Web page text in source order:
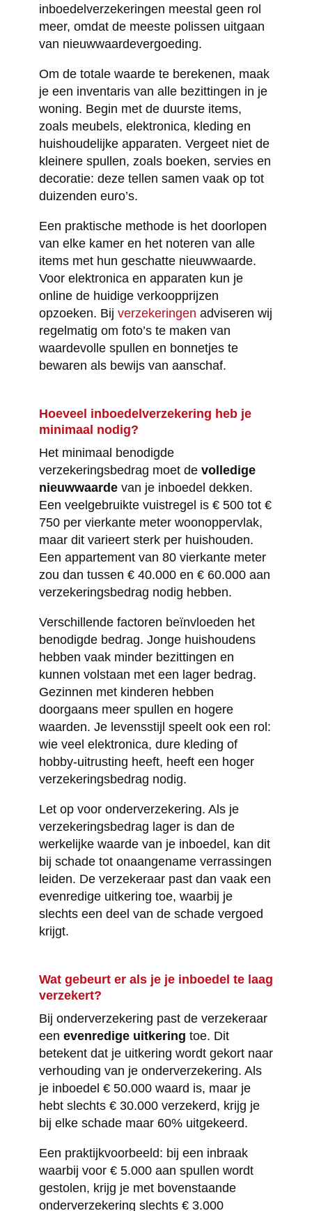
inboedelverzekeringen meestal geen rol
meer, omdat de meeste polissen uitgaan
van nieuwwaardevergoeding.
Om de totale waarde te berekenen, maak
je een inventaris van alle bezittingen in je
woning. Begin met de duurste items,
zoals meubels, elektronica, kleding en
huishoudelijke apparaten. Vergeet niet de
kleinere spullen, zoals boeken, servies en
decoratie: deze tellen samen vaak op tot
duizenden euro’s.
Een praktische methode is het doorlopen
van elke kamer en het noteren van alle
items met hun geschatte nieuwwaarde.
Voor elektronica en apparaten kun je
online de huidige verkoopprijzen
opzoeken. Bij verzekeringen adviseren wij
regelmatig om foto’s te maken van
waardevolle spullen en bonnetjes te
bewaren als bewijs van aanschaf.
Hoeveel inboedelverzekering heb je
minimaal nodig?
Het minimaal benodigde
verzekeringsbedrag moet de volledige
nieuwwaardevan je inboedel dekken.
Een veelgebruikte vuistregel is € 500 tot €
750 per vierkante meter woonoppervlak,
maar dit varieert sterk per huishouden.
Een appartement van 80 vierkante meter
zou dan tussen € 40.000 en € 60.000 aan
verzekeringsbedrag nodig hebben.
Verschillende factoren beïnvloeden het
benodigde bedrag. Jonge huishoudens
hebben vaak minder bezittingen en
kunnen volstaan met een lager bedrag.
Gezinnen met kinderen hebben
doorgaans meer spullen en hogere
waarden. Je levensstijl speelt ook een rol:
wie veel elektronica, dure kleding of
hobby-uitrusting heeft, heeft een hoger
verzekeringsbedrag nodig.
Let op voor onderverzekering. Als je
verzekeringsbedrag lager is dan de
werkelijke waarde van je inboedel, kan dit
bij schade tot onaangename verrassingen
leiden. De verzekeraar past dan vaak een
evenredige uitkering toe, waarbij je
slechts een deel van de schade vergoed
krijgt.
Wat gebeurt er als je je inboedel te laag
verzekert?
Bij onderverzekering past de verzekeraar
een evenredige uitkering toe. Dit
betekent dat je uitkering wordt gekort naar
verhouding van je onderverzekering. Als
je inboedel € 50.000 waard is, maar je
hebt slechts € 30.000 verzekerd, krijg je
bij elke schade maar 60% uitgekeerd.
Een praktijkvoorbeeld: bij een inbraak
waarbij voor € 5.000 aan spullen wordt
gestolen, krijg je met bovenstaande
onderverzekering slechts € 3.000